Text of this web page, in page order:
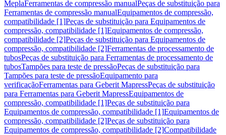
MeplaFerramentas de compressão manualPeças de substituição para
Ferramentas de compressão manualEquipamentos de compressão,
compatibilidade [1]Peças de substituição para Equipamentos de
compressão, compatibilidade [1]Equipamentos de compressão,
compatibilidade [2]Peças de substituição para Equipamentos de
compressão, compatibilidade [2]Ferramentas de processamento de
tubosPeças de substituição para Ferramentas de processamento de
tubosTampões para teste de pressãoPeças de substituição para
Tampões para teste de pressãoEquipamento para
verificaçãoFerramentas para Geberit MapressPeças de substituição
para Ferramentas para Geberit MapressEquipamentos de
compressão, compatibilidade [1]Peças de substituição para
Equipamentos de compressão, compatibilidade [1]Equipamentos de
compressão, compatibilidade [2]Peças de substituição para
Equipamentos de compressão, compatibilidade [2]Compatibilidade